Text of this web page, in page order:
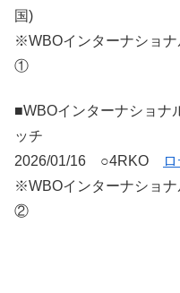
国)
※WBOインターナショ
①
■WBOインターナショナ
ッチ
2026/01/16 ○4RKO
※WBOインターナショ
②